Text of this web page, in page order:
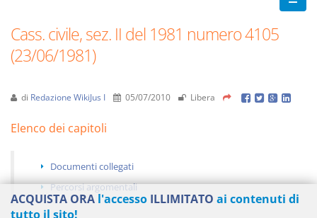
Cass. civile, sez. II del 1981 numero 4105
(23/06/1981)
di Redazione WikiJus I 05/07/2010 Libera
Elenco dei capitoli
Documenti collegati
Percorsi argomentali
ACQUISTA ORA l'accesso ILLIMITATO ai contenuti di
tutto il sito!